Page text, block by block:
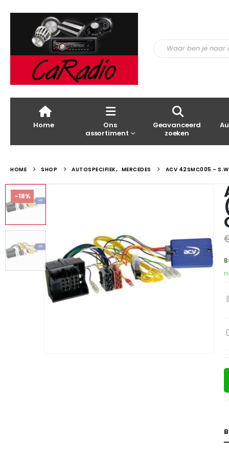
Home
Ons
assortiment
Geavanceerd
zoeken
HOME SHOP AUTOSPECIFIEK, MERCEDES ACV 42SMC005 –
-18%